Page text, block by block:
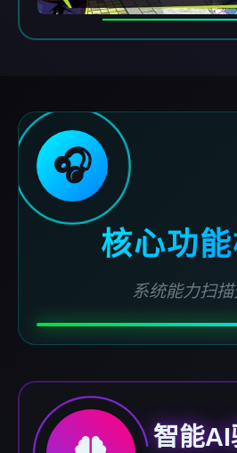
🎧
核心功
系统能力扫
智能AI